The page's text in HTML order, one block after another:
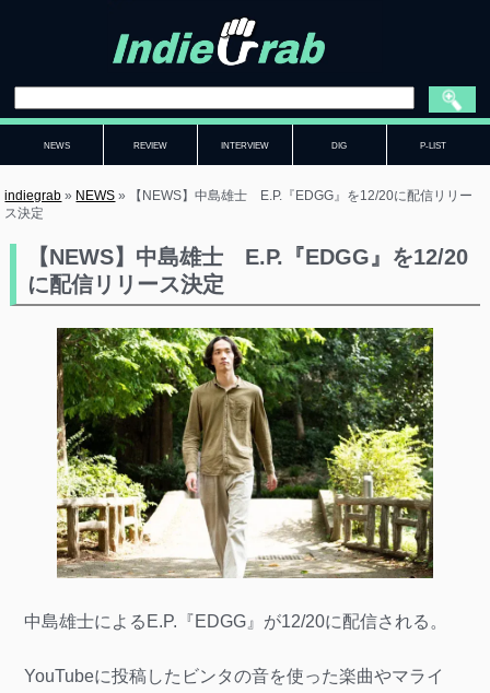
NEWS REVIEW INTERVIEW DIG P-LIST
indiegrab » NEWS »
【NEWS】中島雄士 E.P.『EDGG』を12/20に配信リリー
ス決定
【NEWS】中島雄士 E.P.『EDGG』を12/20
に配信リリース決定
中島雄士によるE.P.『EDGG』が12/20に配信される。
YouTubeに投稿したビンタの音を使った楽曲やマライ